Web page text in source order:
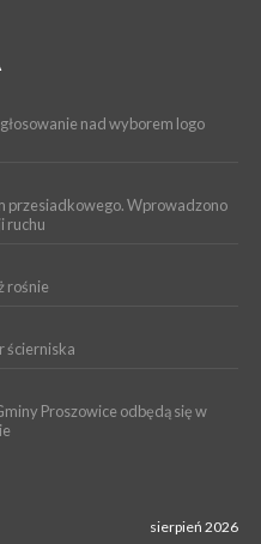
Edukacyjno-Przyrodnicze
zajęcia z cyklu „Wakacyjne
nad wyborem logo
przesiadkowego. Wprowadzono
ruchu
rośnie
ścierniska
Proszowice odbędą się w
sierpień 2026